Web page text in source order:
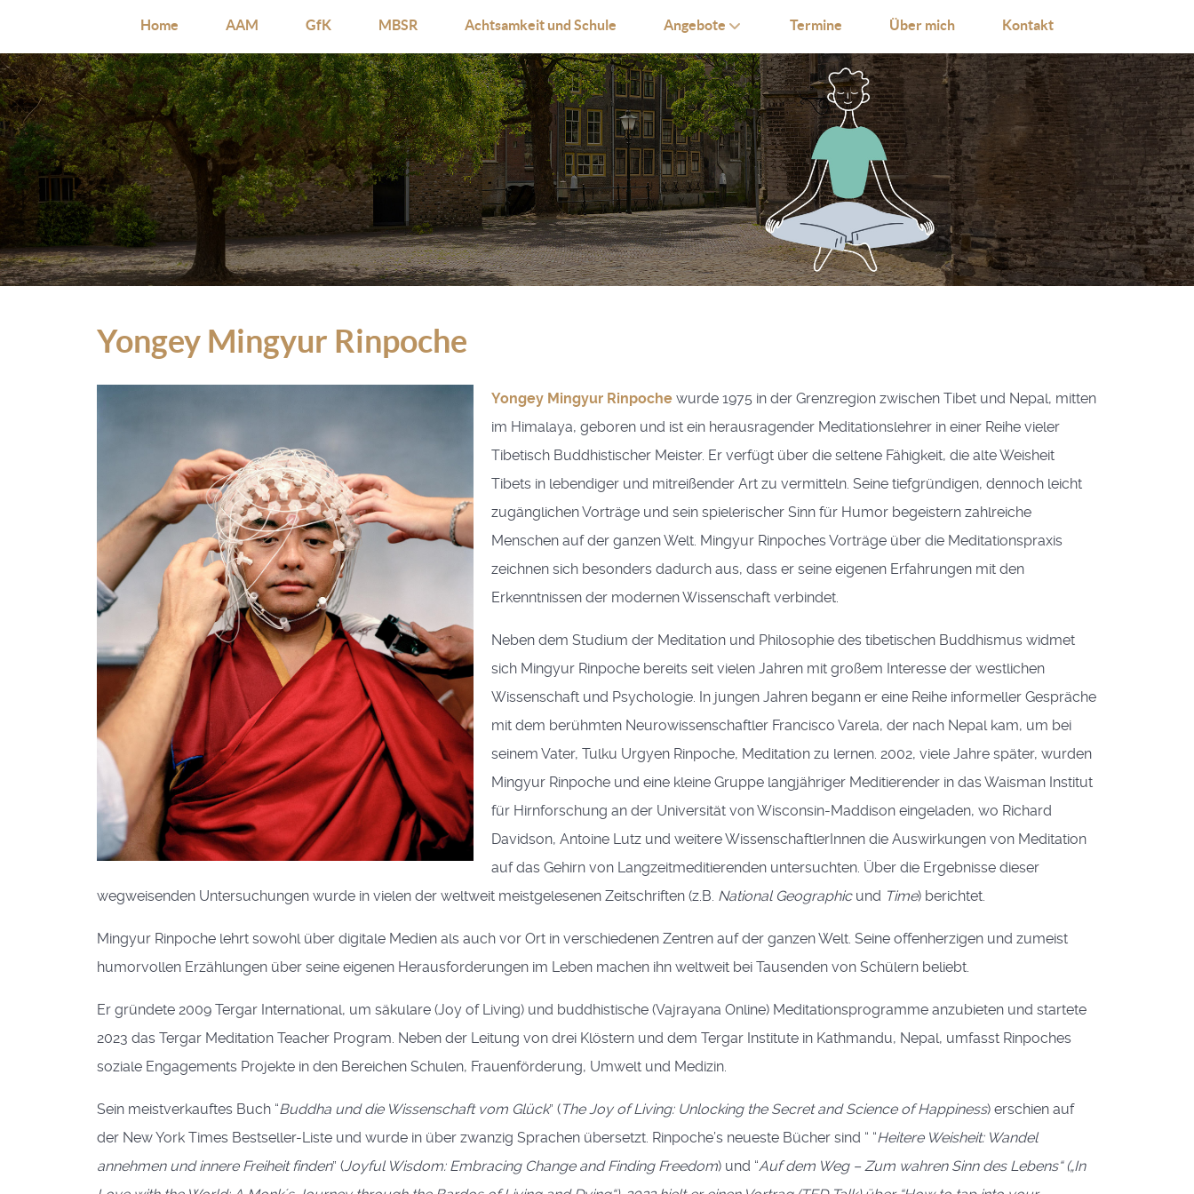
Home AAM GfK MBSR Achtsamkeit und Schule Angebote Termine Über mich Kontakt
Yongey Mingyur Rinpoche
Yongey Mingyur Rinpoche wurde 1975 in der Grenzregion zwischen Tibet und Nepal, mitten
im Himalaya, geboren und ist ein herausragender Meditationslehrer in einer Reihe vieler
Tibetisch Buddhistischer Meister. Er verfügt über die seltene Fähigkeit, die alte Weisheit
Tibets in lebendiger und mitreißender Art zu vermitteln. Seine tiefgründigen, dennoch leicht
zugänglichen Vorträge und sein spielerischer Sinn für Humor begeistern zahlreiche
Menschen auf der ganzen Welt. Mingyur Rinpoches Vorträge über die Meditationspraxis
zeichnen sich besonders dadurch aus, dass er seine eigenen Erfahrungen mit den
Erkenntnissen der modernen Wissenschaft verbindet.
Neben dem Studium der Meditation und Philosophie des tibetischen Buddhismus widmet
sich Mingyur Rinpoche bereits seit vielen Jahren mit großem Interesse der westlichen
Wissenschaft und Psychologie. In jungen Jahren begann er eine Reihe informeller Gespräche
mit dem berühmten Neurowissenschaftler Francisco Varela, der nach Nepal kam, um bei
seinem Vater, Tulku Urgyen Rinpoche, Meditation zu lernen. 2002, viele Jahre später, wurden
Mingyur Rinpoche und eine kleine Gruppe langjähriger Meditierender in das Waisman Institut
für Hirnforschung an der Universität von Wisconsin-Maddison eingeladen, wo Richard
Davidson, Antoine Lutz und weitere WissenschaftlerInnen die Auswirkungen von Meditation
auf das Gehirn von Langzeitmeditierenden untersuchten. Über die Ergebnisse dieser
wegweisenden Untersuchungen wurde in vielen der weltweit meistgelesenen Zeitschriften (z.B. National Geographicund Time) berichtet.
Mingyur Rinpoche lehrt sowohl über digitale Medien als auch vor Ort in verschiedenen Zentren auf der ganzen Welt. Seine offenherzigen und zumeist
humorvollen Erzählungen über seine eigenen Herausforderungen im Leben machen ihn weltweit bei Tausenden von Schülern beliebt.
Er gründete 2009 Tergar International, um säkulare (Joy of Living) und buddhistische (Vajrayana Online) Meditationsprogramme anzubieten und startete
2023 das Tergar Meditation Teacher Program. Neben der Leitung von drei Klöstern und dem Tergar Institute in Kathmandu, Nepal, umfasst Rinpoches
soziale Engagements Projekte in den Bereichen Schulen, Frauenförderung, Umwelt und Medizin.
Sein meistverkauftes Buch “Buddha und die Wissenschaft vom Glück” (The Joy of Living: Unlocking the Secret and Science of Happiness) erschien auf
der New York Times Bestseller-Liste und wurde in über zwanzig Sprachen übersetzt. Rinpoche’s neueste Bücher sind “ “Heitere Weisheit: Wandel
annehmen und innere Freiheit finden” (Joyful Wisdom: Embracing Change and Finding Freedom) und “Auf dem Weg – Zum wahren Sinn des Lebens“ („In